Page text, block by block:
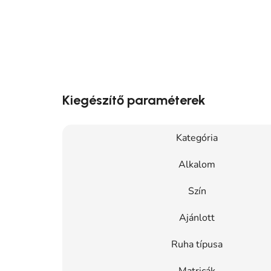
Kiegészítő paraméterek
Kategória
Alkalom
Szín
Ajánlott
Ruha típusa